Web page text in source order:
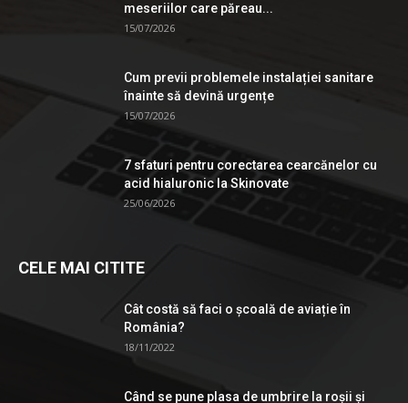
meseriilor care păreau...
15/07/2026
Cum previi problemele instalației sanitare
înainte să devină urgențe
15/07/2026
7 sfaturi pentru corectarea cearcănelor cu
acid hialuronic la Skinovate
25/06/2026
CELE MAI CITITE
Cât costă să faci o școală de aviație în
România?
18/11/2022
Când se pune plasa de umbrire la roşii şi